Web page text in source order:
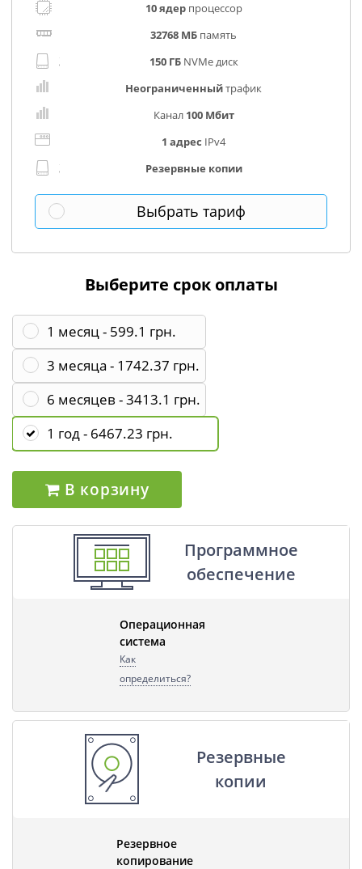
10 ядер процессор
32768 МБ память
150 ГБNVMe диск
Неограниченныйтрафик
Канал 100 Мбит
1 адрес IPv4
Резервные копии
Выбрать тариф
Выберите срок оплаты
1 месяц - 599.1 грн.
3 месяца - 1742.37 грн.
6 месяцев - 3413.1 грн.
1 год - 6467.23 грн.
В корзину
Программное
обеспечение
Операционная
система
Как
определиться?
Резервные
копии
Резервное
копирование